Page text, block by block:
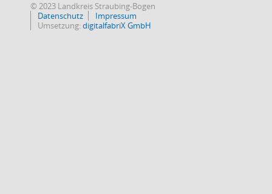
© 2023 Landkreis Straubing-Bogen
Datenschutz
Impressum
Umsetzung:digitalfabriX GmbH